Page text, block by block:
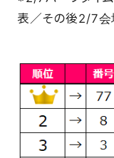
表／その後2/7会